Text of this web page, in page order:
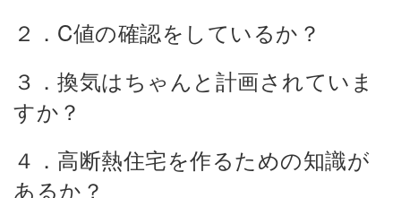
２．C値の確認をしているか？
３．換気はちゃんと計画されていま
すか？
４．高断熱住宅を作るための知識が
あるか？